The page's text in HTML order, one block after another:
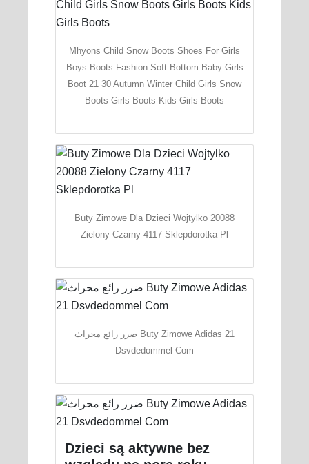
Mhyons Child Snow Boots Shoes For Girls
Boys Boots Fashion Soft Bottom Baby Girls
Boot 21 30 Autumn Winter Child Girls Snow
Boots Girls Boots Kids Girls Boots
Buty Zimowe Dla Dzieci Wojtylko 20088
Zielony Czarny 4117 Sklepdorotka Pl
ضرر رائع محراث Buty Zimowe Adidas 21
Dsvdedommel Com
Dzieci są aktywne bez